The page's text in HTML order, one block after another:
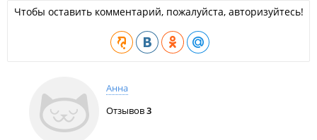
Чтобы оставить комментарий, пожалуйста, авторизуйтесь!
Анна
Отзывов3